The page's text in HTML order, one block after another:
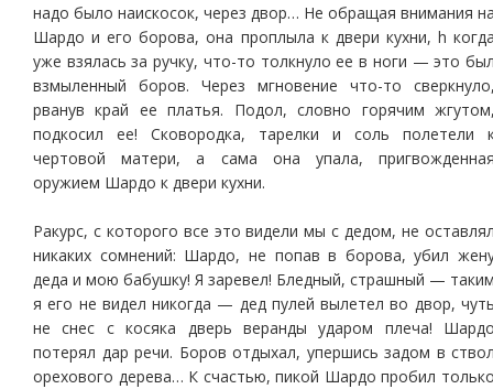
надо было наискосок, через двор… Не обращая внимания
Шардо и его борова, она проплыла к двери кухни, h
уже взялась за ручку, что-то толкнуло ее в ноги — это
взмыленный боров. Через мгновение что-то
рванув край ее платья. Подол, словно горячим
подкосил ее! Сковородка, тарелки и соль полетели
чертовой матери, а сама она упала,
оружием Шардо к двери кухни.
Ракурс, с которого все это видели мы с дедом, не
никаких сомнений: Шардо, не попав в борова, убил
деда и мою бабушку! Я заревел! Бледный, страшный —
я его не видел никогда — дед пулей вылетел во двор,
не снес с косяка дверь веранды ударом плеча!
потерял дар речи. Боров отдыхал, упершись задом в
орехового дерева… К счастью, пикой Шардо пробил